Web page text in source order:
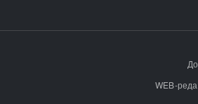
WEB-